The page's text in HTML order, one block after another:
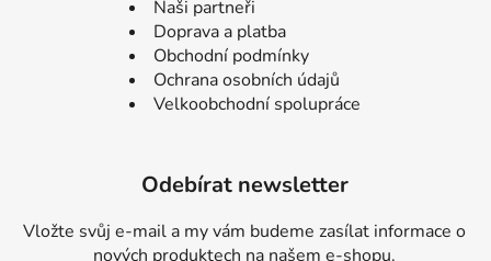
Naši partneři
Doprava a platba
Obchodní podmínky
Ochrana osobních údajů
Velkoobchodní spolupráce
Odebírat newsletter
Vložte svůj e-mail a my vám budeme zasílat informace o
nových produktech na našem e-shopu.